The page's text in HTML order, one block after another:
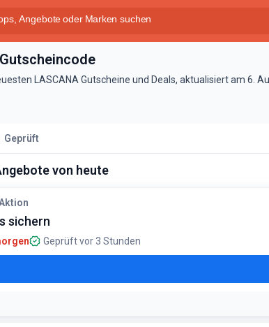
LASCANA Gutscheine und Deals, aktualisiert am 6.
Geprüft
von heute
sichern
Geprüft vor 3 Stunden